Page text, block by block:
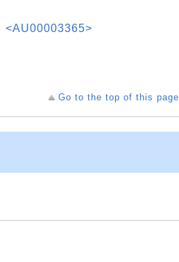
<AU00003365>
Go to the top of this page